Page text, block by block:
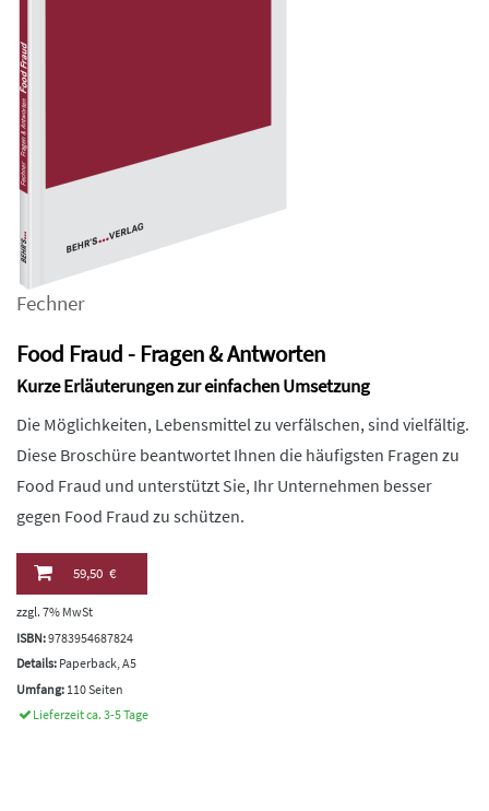
Fechner
Food Fraud - Fragen & Antworten
Kurze Erläuterungen zur einfachen Umsetzung
Die Möglichkeiten, Lebensmittel zu verfälschen, sind vielfältig.
Diese Broschüre beantwortet Ihnen die häufigsten Fragen zu
Food Fraud und unterstützt Sie, Ihr Unternehmen besser
gegen Food Fraud zu schützen.
59,50 €
zzgl. 7% MwSt
ISBN:9783954687824
Details: Paperback, A5
Umfang: 110 Seiten
Lieferzeit ca. 3-5 Tage